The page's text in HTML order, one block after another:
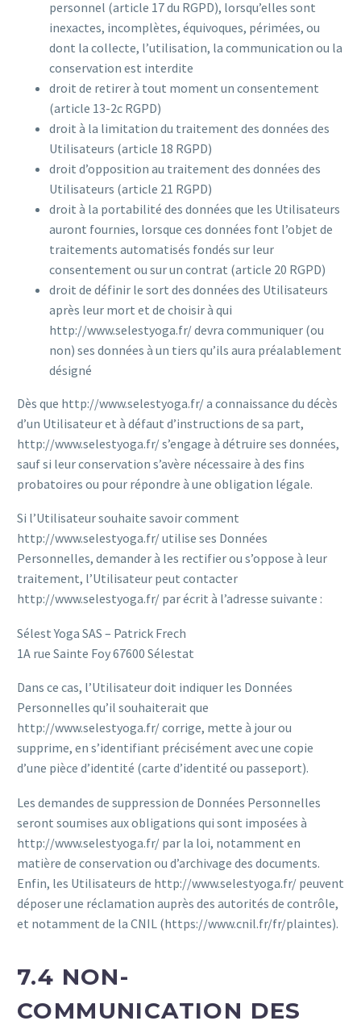
personnel (article 17 du RGPD), lorsqu’elles sont
inexactes, incomplètes, équivoques, périmées, ou
dont la collecte, l’utilisation, la communication ou la
conservation est interdite
droit de retirer à tout moment un consentement
(article 13-2c RGPD)
droit à la limitation du traitement des données des
Utilisateurs (article 18 RGPD)
droit d’opposition au traitement des données des
Utilisateurs (article 21 RGPD)
droit à la portabilité des données que les Utilisateurs
auront fournies, lorsque ces données font l’objet de
traitements automatisés fondés sur leur
consentement ou sur un contrat (article 20 RGPD)
droit de définir le sort des données des Utilisateurs
après leur mort et de choisir à qui
http://www.selestyoga.fr/ devra communiquer (ou
non) ses données à un tiers qu’ils aura préalablement
désigné
Dès que http://www.selestyoga.fr/ a connaissance du décès
d’un Utilisateur et à défaut d’instructions de sa part,
http://www.selestyoga.fr/ s’engage à détruire ses données,
sauf si leur conservation s’avère nécessaire à des fins
probatoires ou pour répondre à une obligation légale.
Si l’Utilisateur souhaite savoir comment
http://www.selestyoga.fr/ utilise ses Données
Personnelles, demander à les rectifier ou s’oppose à leur
traitement, l’Utilisateur peut contacter
http://www.selestyoga.fr/ par écrit à l’adresse suivante :
Sélest Yoga SAS – Patrick Frech
1A rue Sainte Foy 67600 Sélestat
Dans ce cas, l’Utilisateur doit indiquer les Données
Personnelles qu’il souhaiterait que
http://www.selestyoga.fr/ corrige, mette à jour ou
supprime, en s’identifiant précisément avec une copie
d’une pièce d’identité (carte d’identité ou passeport).
Les demandes de suppression de Données Personnelles
seront soumises aux obligations qui sont imposées à
http://www.selestyoga.fr/ par la loi, notamment en
matière de conservation ou d’archivage des documents.
Enfin, les Utilisateurs de http://www.selestyoga.fr/ peuvent
déposer une réclamation auprès des autorités de contrôle,
et notamment de la CNIL (https://www.cnil.fr/fr/plaintes).
7.4 NON-
COMMUNICATION DES